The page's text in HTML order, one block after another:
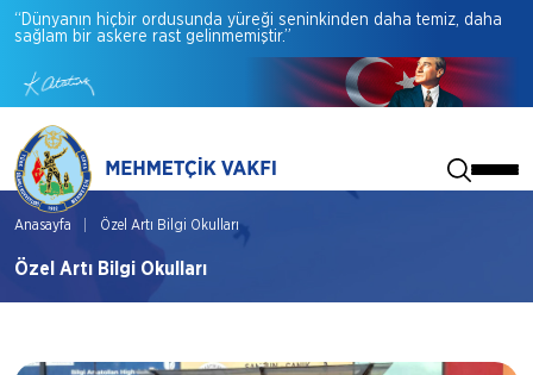
“Dünyanın hiçbir ordusunda yüreği seninkinden daha temiz, daha
sağlam bir askere rast gelinmemiştir.”
Anasayfa Özel Artı Bilgi Okulları
Özel Artı Bilgi Okulları